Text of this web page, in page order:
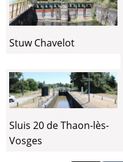
Stuw Chavelot
Sluis 20 de Thaon-lès-
Vosges